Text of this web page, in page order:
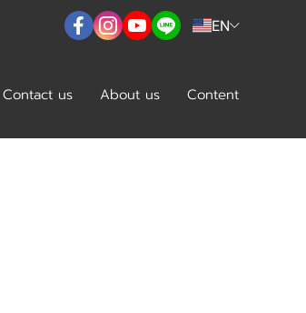
EN
Contact us About us Content